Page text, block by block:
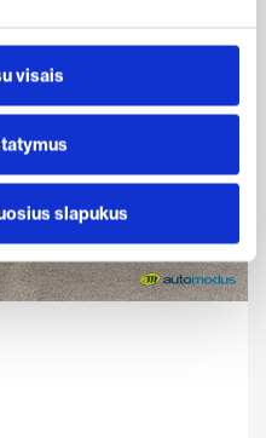
visais
slapukus